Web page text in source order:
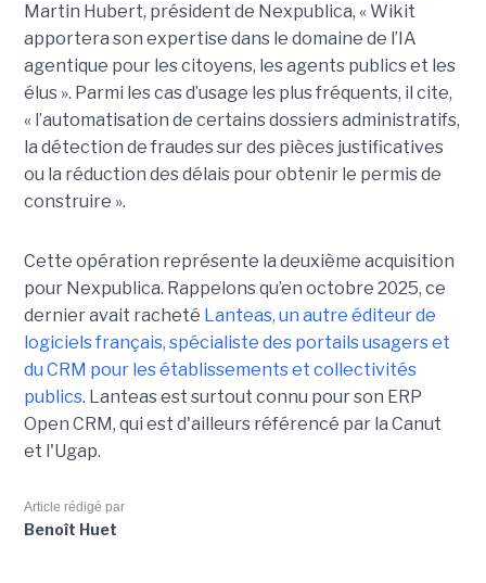
Martin Hubert, président de Nexpublica, « Wikit
apportera son expertise dans le domaine de l’IA
agentique pour les citoyens, les agents publics et les
élus ». Parmi les cas d’usage les plus fréquents, il cite,
« l’automatisation de certains dossiers administratifs,
la détection de fraudes sur des pièces justificatives
ou la réduction des délais pour obtenir le permis de
construire ».
Cette opération représente la deuxième acquisition
pour Nexpublica. Rappelons qu’en octobre 2025, ce
dernier avait racheté Lanteas, un autre éditeur de
logiciels français, spécialiste des portails usagers et
du CRM pour les établissements et collectivités
publics. Lanteas est surtout connu pour son ERP
Open CRM, qui est d'ailleurs référencé par la Canut
et l'Ugap.
Article rédigé par
Benoît Huet